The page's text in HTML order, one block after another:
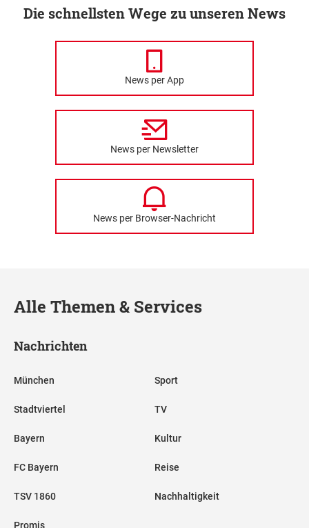
Die schnellsten Wege zu unseren News
News per App
News per Newsletter
News per Browser-Nachricht
Alle Themen & Services
Nachrichten
München
Stadtviertel
Bayern
FC Bayern
TSV 1860
Promis
Sport
TV
Kultur
Reise
Nachhaltigkeit